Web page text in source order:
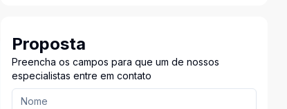
Proposta
Preencha os campos para que um de nossos
especialistas entre em contato